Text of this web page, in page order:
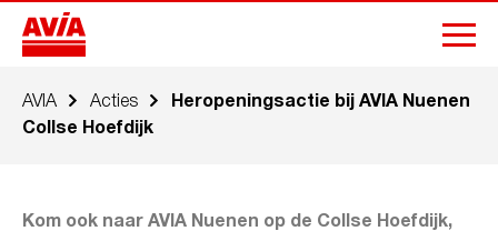
AVIA Acties
Heropeningsactie bij AVIA Nuenen
Collse Hoefdijk
Kom ook naar AVIA Nuenen op de Collse Hoefdijk,